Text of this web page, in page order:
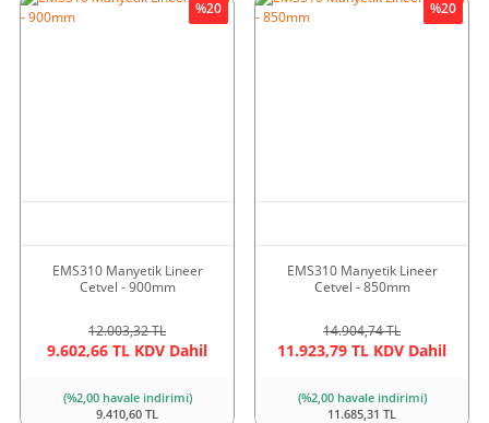
EMS310 Manyetik Lineer
Cetvel - 900mm
12.003,32 TL
9.602,66 TL KDV Dahil
%20
(%2,00 havale indirimi)
9.410,60 TL
EMS310 Manyetik Lineer
Cetvel - 850mm
14.904,74 TL
11.923,79 TL KDV Dahil
%20
(%2,00 havale indirimi)
11.685,31 TL